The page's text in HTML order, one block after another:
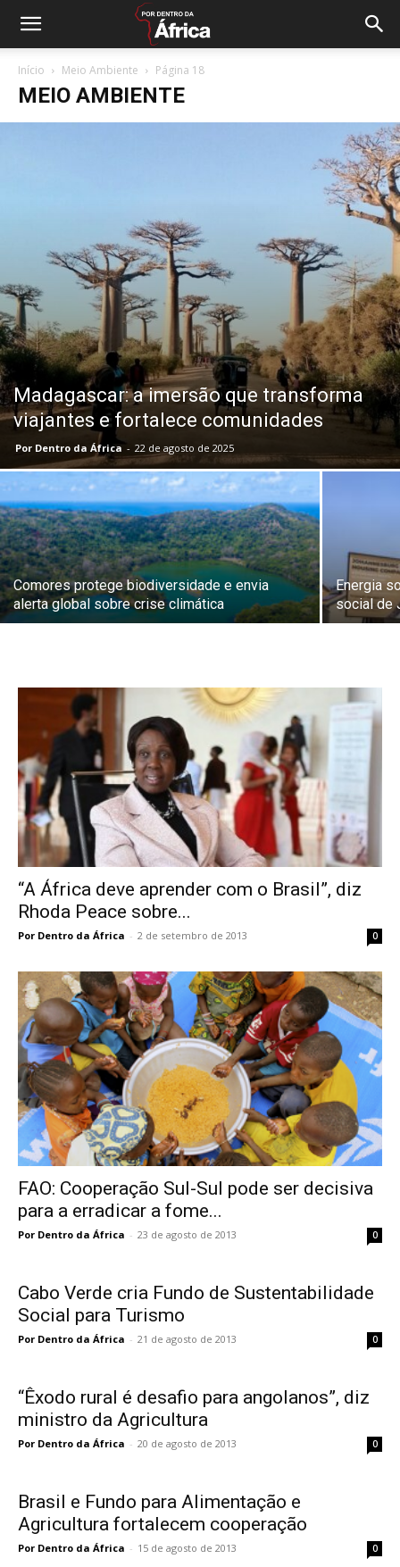
Início Meio Ambiente Página 18
MEIO AMBIENTE
Madagascar: a imersão que transforma
viajantes e fortalece comunidades
Por Dentro da África - 22 de agosto de 2025
Comores protege biodiversidade e envia
alerta global sobre crise climática
Energia
social de
“A África deve aprender com o Brasil”, diz
Rhoda Peace sobre...
Por Dentro da África - 2 de setembro de 2013 0
FAO: Cooperação Sul-Sul pode ser decisiva
para a erradicar a fome...
Por Dentro da África - 23 de agosto de 2013 0
Cabo Verde cria Fundo de Sustentabilidade
Social para Turismo
Por Dentro da África - 21 de agosto de 2013 0
“Êxodo rural é desafio para angolanos”, diz
ministro da Agricultura
Por Dentro da África - 20 de agosto de 2013 0
Brasil e Fundo para Alimentação e
Agricultura fortalecem cooperação
Por Dentro da África - 15 de agosto de 2013 0